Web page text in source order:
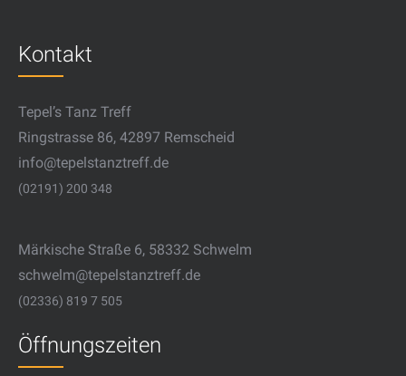
Kontakt
Tepel’s Tanz Treff
Ringstrasse 86, 42897 Remscheid
info@tepelstanztreff.de
(02191) 200 348
Märkische Straße 6, 58332 Schwelm
schwelm@tepelstanztreff.de
(02336) 819 7 505
Öffnungszeiten